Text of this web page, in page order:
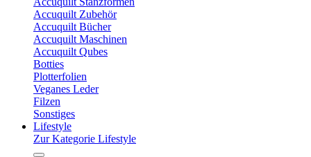
Accuquilt Zubehör
Accuquilt Bücher
Accuquilt Maschinen
Accuquilt Qubes
Botties
Plotterfolien
Veganes Leder
Filzen
Sonstiges
Lifestyle
Zur Kategorie Lifestyle